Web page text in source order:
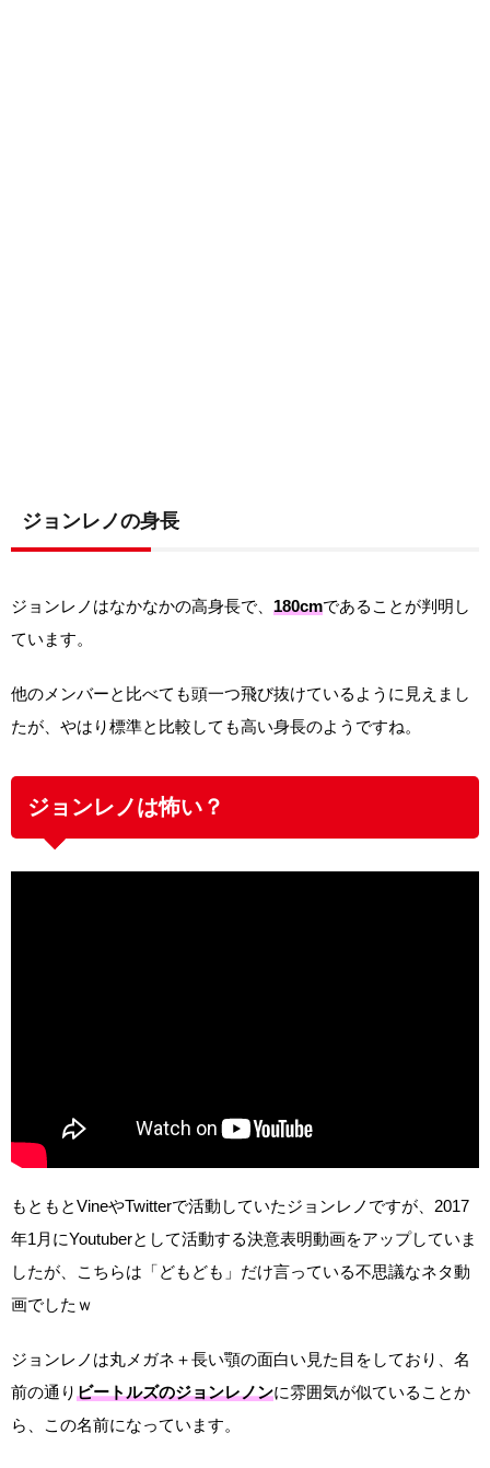
ジョンレノの身長
ジョンレノはなかなかの高身長で、 180cmであることが判明し
ています。
他のメンバーと比べても頭一つ飛び抜けているように見えまし
たが、やはり標準と比較しても高い身長のようですね。
ジョンレノは怖い？
もともとVineやTwitterで活動していたジョンレノですが、2017
年1月にYoutuberとして活動する決意表明動画をアップしていま
したが、こちらは「どもども」だけ言っている不思議なネタ動
画でしたｗ
ジョンレノは丸メガネ＋長い顎の面白い見た目をしており、名
前の通りビートルズのジョンレノンに雰囲気が似ていることか
ら、この名前になっています。